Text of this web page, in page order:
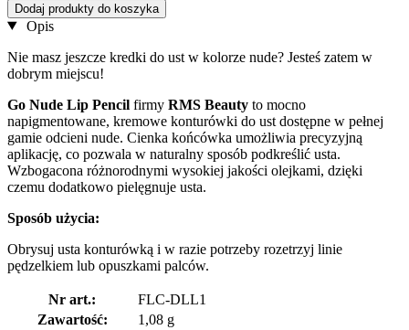
Dodaj produkty do koszyka
Opis
Nie masz jeszcze kredki do ust w kolorze nude? Jesteś zatem w
dobrym miejscu!
Go Nude Lip Pencil firmy RMS Beauty to mocno
napigmentowane, kremowe konturówki do ust dostępne w pełnej
gamie odcieni nude. Cienka końcówka umożliwia precyzyjną
aplikację, co pozwala w naturalny sposób podkreślić usta.
Wzbogacona różnorodnymi wysokiej jakości olejkami, dzięki
czemu dodatkowo pielęgnuje usta.
Sposób użycia:
Obrysuj usta konturówką i w razie potrzeby rozetrzyj linie
pędzelkiem lub opuszkami palców.
Nr art.:
FLC-DLL1
Zawartość:
1,08 g